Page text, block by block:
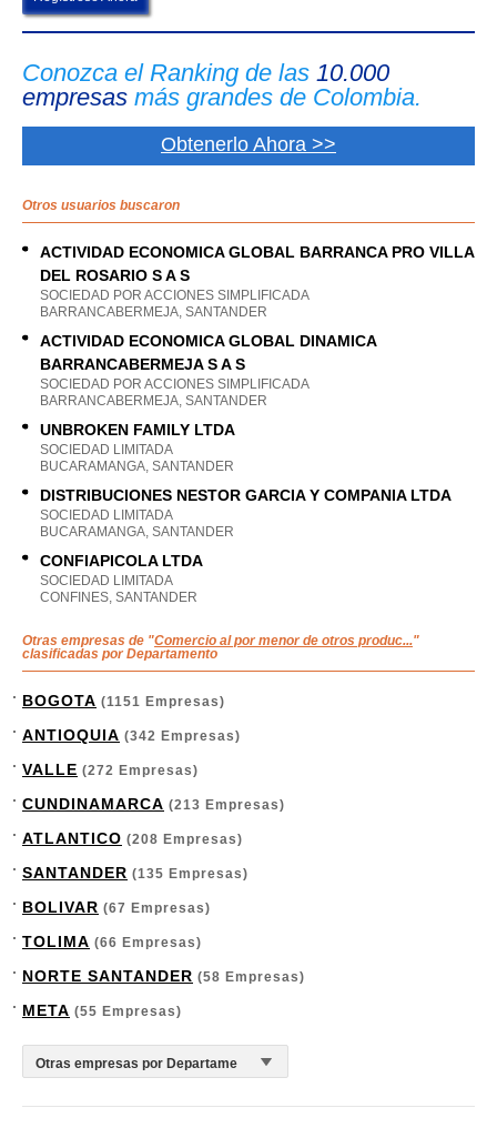
Conozca el Ranking de las 10.000
empresas más grandes de Colombia.
Obtenerlo Ahora >>
Otros usuarios buscaron
ACTIVIDAD ECONOMICA GLOBAL BARRANCA PRO VILLA
DEL ROSARIO S A S
SOCIEDAD POR ACCIONES SIMPLIFICADA
BARRANCABERMEJA, SANTANDER
ACTIVIDAD ECONOMICA GLOBAL DINAMICA
BARRANCABERMEJA S A S
SOCIEDAD POR ACCIONES SIMPLIFICADA
BARRANCABERMEJA, SANTANDER
UNBROKEN FAMILY LTDA
SOCIEDAD LIMITADA
BUCARAMANGA, SANTANDER
DISTRIBUCIONES NESTOR GARCIA Y COMPANIA LTDA
SOCIEDAD LIMITADA
BUCARAMANGA, SANTANDER
CONFIAPICOLA LTDA
SOCIEDAD LIMITADA
CONFINES, SANTANDER
Otras empresas de "Comercio al por menor de otros produc..."
clasificadas por Departamento
BOGOTA (1151 Empresas)
ANTIOQUIA (342 Empresas)
VALLE (272 Empresas)
CUNDINAMARCA (213 Empresas)
ATLANTICO (208 Empresas)
SANTANDER (135 Empresas)
BOLIVAR (67 Empresas)
TOLIMA (66 Empresas)
NORTE SANTANDER (58 Empresas)
META (55 Empresas)